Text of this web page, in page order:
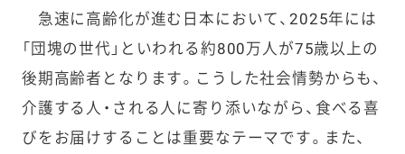
急速に高齢化が進む日本において、2025年には
「団塊の世代」といわれる約800万人が75歳以上の
後期高齢者となります。こうした社会情勢からも、
介護する人・される人に寄り添いながら、食べる喜
びをお届けすることは重要なテーマです。また、